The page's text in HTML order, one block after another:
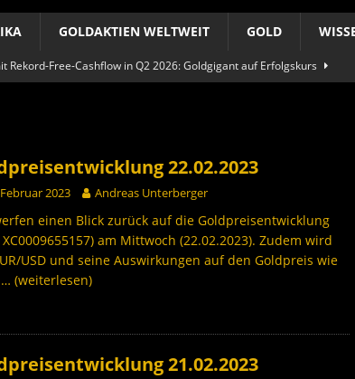
GOLDAKTIEN WELTWEIT GOLD
Rekord-Free-Cashflow in Q2 2026: Goldgigant auf Erfolgskurs
der Welt baut um: Newmont vor Befreiungsschlag
arktischen Härtetest: Feuer-Drama fordert neuen CEO heraus
Aktie: Umbau in Skandinavien nach Schweden-Deal
boomen nach Preissturz: Asien kauft physisch
22.02.2023
2023 Andreas Unterberger
einen Blick zurück auf die Goldpreisentwicklung
XC0009655157) am Mittwoch (22.02.2023). Zudem wird
USD und seine Auswirkungen auf den Goldpreis wie
… (weiterlesen)
21.02.2023